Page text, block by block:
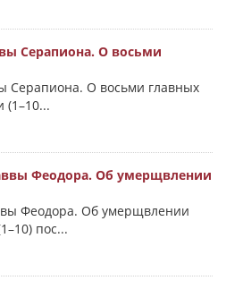
Серапиона. О восьми
Серапиона. О восьми главных
(1–10...
Феодора. Об умерщвлении
Феодора. Об умерщвлении
пос...